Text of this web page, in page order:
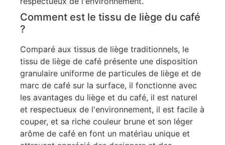
Comment est le tissu de liège du café
?
Comparé aux tissus de liège traditionnels, le
tissu de liège de café présente une disposition
granulaire uniforme de particules de liège et de
marc de café sur la surface, il fonctionne avec
les avantages du liège et du café, il est naturel
et respectueux de l'environnement, il est facile à
couper, et sa riche couleur brune et son léger
arôme de café en font un matériau unique et